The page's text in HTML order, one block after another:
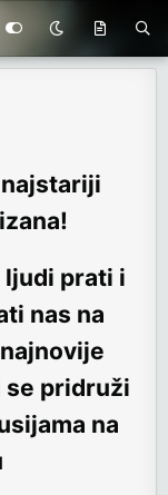
ljudi prati i
nas na
se pridruži
na